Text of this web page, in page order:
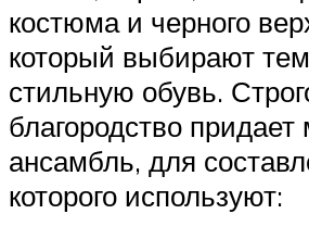
костюма и черного
который выбирают
стильную обувь.
благородство
ансамбль, для
которого используют: